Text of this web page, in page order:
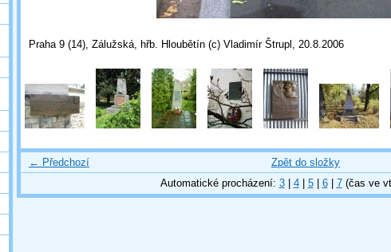
Praha 9 (14), Zálužská, hřb. Hloubětín (c) Vladimír Štrupl, 20.8.2006
← Předchozí
Zpět do složky
Automatické procházení: 3| 4| 5| 6| 7(čas ve